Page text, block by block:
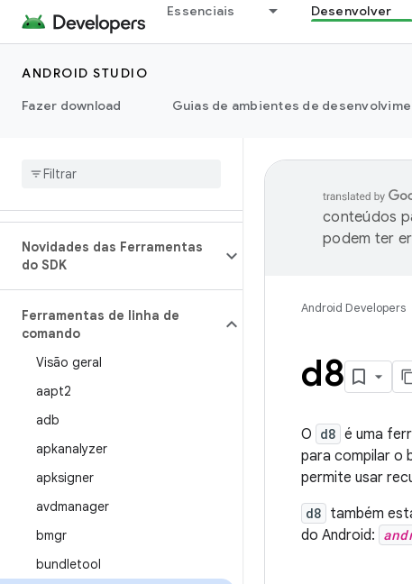
Essenciais Desenvolver
ANDROID STUDIO
Fazer download
Guias de ambientes de
Novidades das Ferramentas
do SDK
Ferramentas de linha de
comando
Visão geral
aapt2
adb
apkanalyzer
apksigner
avdmanager
bmgr
bundletool
conteúdos
podem ter
Android Developers
d8
O d8 é uma
para compilar o
permite usar
d8 também
do Android: